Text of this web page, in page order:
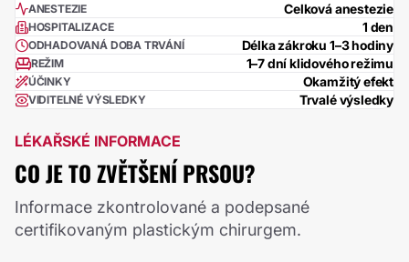
ANESTEZIE Celková anestezie
HOSPITALIZACE 1 den
ODHADOVANÁ DOBA TRVÁNÍ Délka zákroku 1–3 hodiny
REŽIM 1–7 dní klidového režimu
ÚČINKY Okamžitý efekt
VIDITELNÉ VÝSLEDKY Trvalé výsledky
LÉKAŘSKÉ INFORMACE
CO JE TO ZVĚTŠENÍ PRSOU?
Informace zkontrolované a podepsané
certifikovaným plastickým chirurgem.